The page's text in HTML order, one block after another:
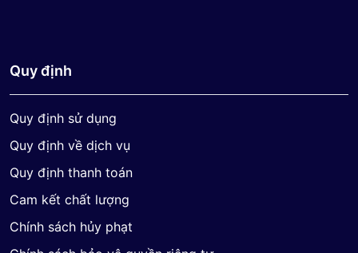
Quy định
Quy định sử dụng
Quy định về dịch vụ
Quy định thanh toán
Cam kết chất lượng
Chính sách hủy phạt